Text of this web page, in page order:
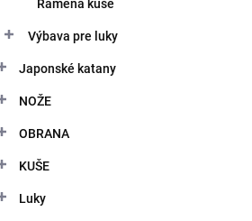
Ramená kuše
Výbava pre luky
Japonské katany
NOŽE
OBRANA
KUŠE
Luky